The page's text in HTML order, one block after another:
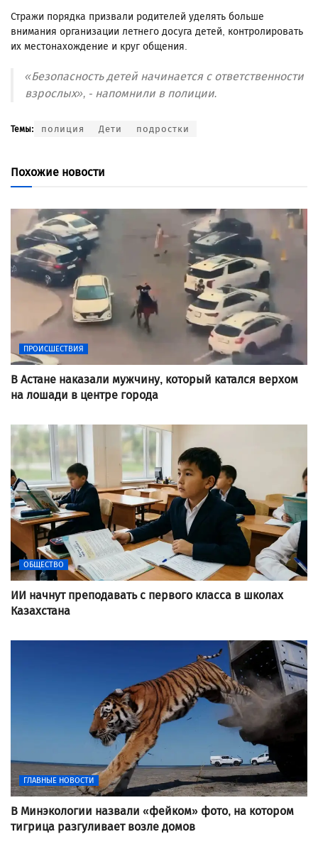
Стражи порядка призвали родителей уделять больше
внимания организации летнего досуга детей, контролировать
их местонахождение и круг общения.
«Безопасность детей начинается с ответственности
взрослых», - напомнили в полиции.
Темы: полиция Дети подростки
Похожие новости
ПРОИСШЕСТВИЯ
В Астане наказали мужчину, который катался верхом
на лошади в центре города
ОБЩЕСТВО
ИИ начнут преподавать с первого класса в школах
Казахстана
ГЛАВНЫЕ НОВОСТИ
В Минэкологии назвали «фейком» фото, на котором
тигрица разгуливает возле домов